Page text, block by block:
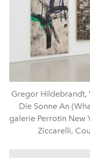
Gregor Hildebrandt,
Die Sonne An
galerie Perrotin New
Ziccarelli,